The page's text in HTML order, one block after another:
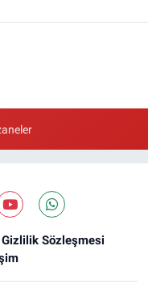
Gizlilik Sözleşmesi